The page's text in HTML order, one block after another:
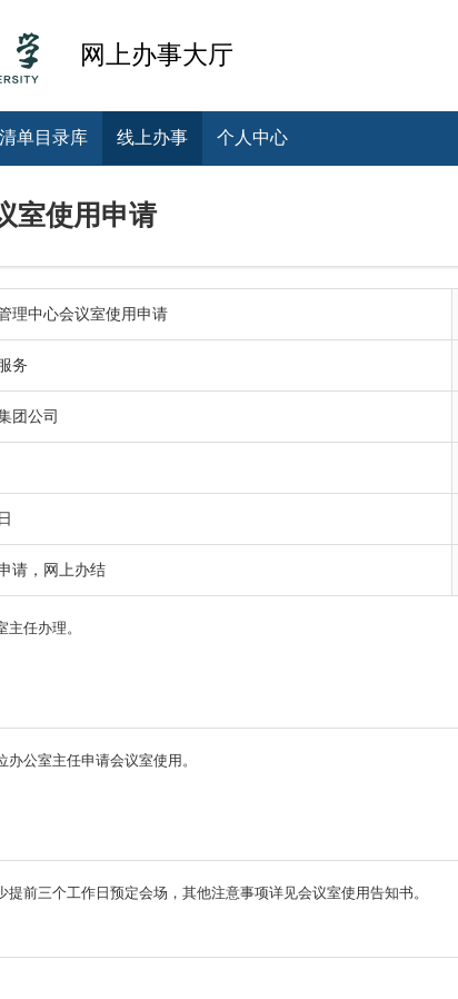
网上办事大厅
单目录库 线上办事 个人中心
室使用申请
理中心会议室使用申请
务
团公司
请，网上办结